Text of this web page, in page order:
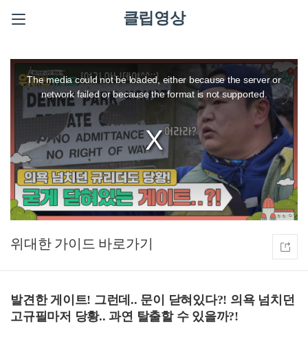
클립영상
This
modal
window.
The media could not be loaded, either because the server or
network failed or because the format is not supported.
위대한 가이드
발견한 게이트! 그런데.. 문이 닫혀있다?! 의욕 넘치던
고규필마저 당황.. 과연 탈출할 수 있을까?!